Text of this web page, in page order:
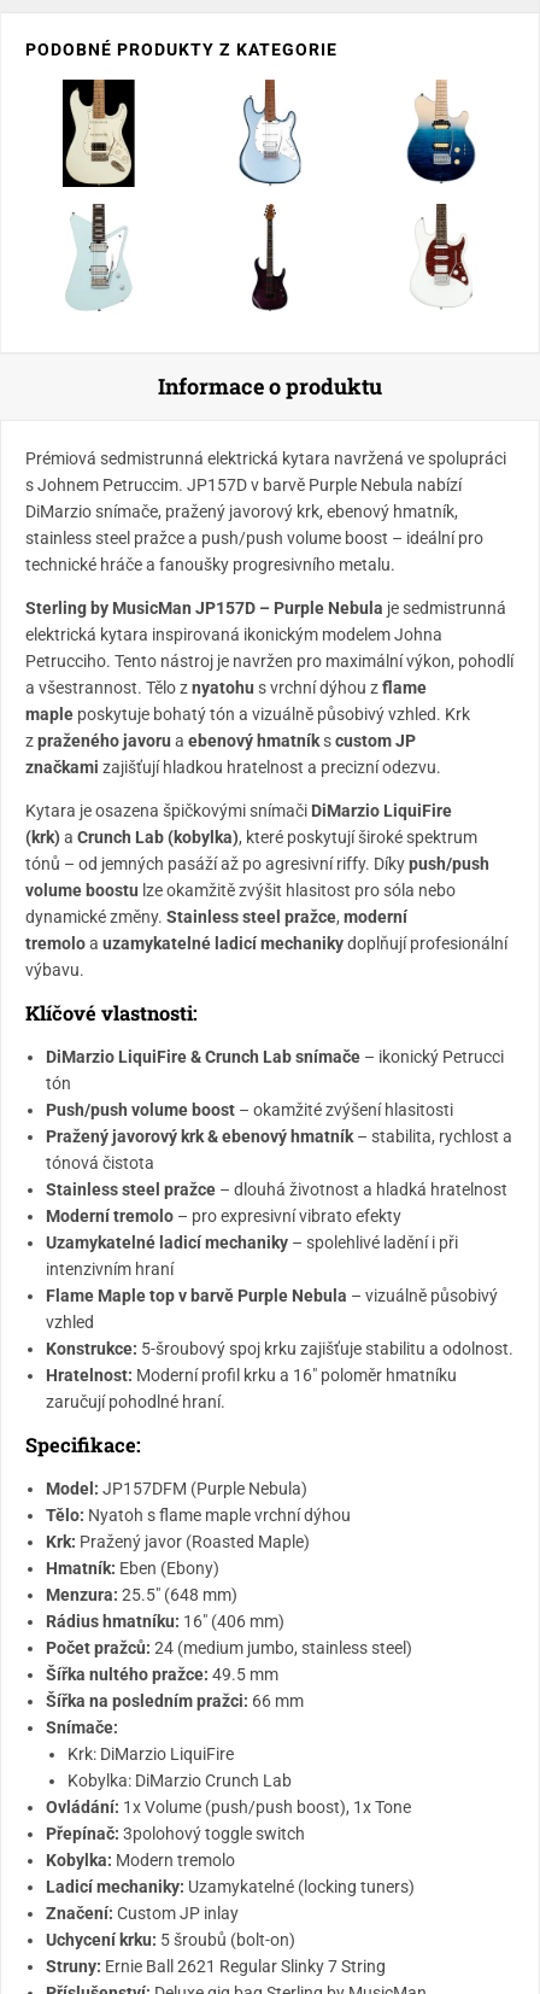
PODOBNÉ PRODUKTY Z KATEGORIE
Informace o produktu
Prémiová sedmistrunná elektrická kytara navržená ve spolupráci
s Johnem Petruccim. JP157D v barvě Purple Nebula nabízí
DiMarzio snímače, pražený javorový krk, ebenový hmatník,
stainless steel pražce a push/push volume boost – ideální pro
technické hráče a fanoušky progresivního metalu.
Sterling by MusicMan JP157D – Purple Nebula je sedmistrunná
elektrická kytara inspirovaná ikonickým modelem Johna
Petrucciho. Tento nástroj je navržen pro maximální výkon, pohodlí
a všestrannost. Tělo znyatohu s vrchní dýhou zflame
mapleposkytuje bohatý tón a vizuálně působivý vzhled. Krk
zpraženého javoru a ebenový hmatníkscustom JP
značkami zajišťují hladkou hratelnost a precizní odezvu.
Kytara je osazena špičkovými snímači DiMarzio LiquiFire
(krk)a Crunch Lab (kobylka), které poskytují široké spektrum
tónů – od jemných pasáží až po agresivní riffy. Díkypush/push
volume boostu lze okamžitě zvýšit hlasitost pro sóla nebo
dynamické změny. Stainless steel pražce, moderní
tremoloa uzamykatelné ladicí mechanikydoplňují profesionální
výbavu.
Klíčové vlastnosti:
DiMarzio LiquiFire & Crunch Lab snímače – ikonický Petrucci
tón
Push/push volume boost – okamžité zvýšení hlasitosti
Pražený javorový krk & ebenový hmatník – stabilita, rychlost a
tónová čistota
Stainless steel pražce – dlouhá životnost a hladká hratelnost
Moderní tremolo – pro expresivní vibrato efekty
Uzamykatelné ladicí mechaniky – spolehlivé ladění i při
intenzivním hraní
Flame Maple top v barvě Purple Nebula – vizuálně působivý
vzhled
Konstrukce: 5-šroubový spoj krku zajišťuje stabilitu a odolnost.
Hratelnost: Moderní profil krku a 16" poloměr hmatníku
zaručují pohodlné hraní.
Specifikace:
Model: JP157DFM (Purple Nebula)
Tělo: Nyatoh s flame maple vrchní dýhou
Krk: Pražený javor (Roasted Maple)
Hmatník: Eben (Ebony)
Menzura: 25.5" (648 mm)
Rádius hmatníku: 16" (406 mm)
Počet pražců: 24 (medium jumbo, stainless steel)
Šířka nultého pražce: 49.5 mm
Šířka na posledním pražci: 66 mm
Snímače:
Krk: DiMarzio LiquiFire
Kobylka: DiMarzio Crunch Lab
Ovládání: 1x Volume (push/push boost), 1x Tone
Přepínač: 3polohový toggle switch
Kobylka: Modern tremolo
Ladicí mechaniky: Uzamykatelné (locking tuners)
Značení: Custom JP inlay
Uchycení krku: 5 šroubů (bolt-on)
Struny: Ernie Ball 2621 Regular Slinky 7 String